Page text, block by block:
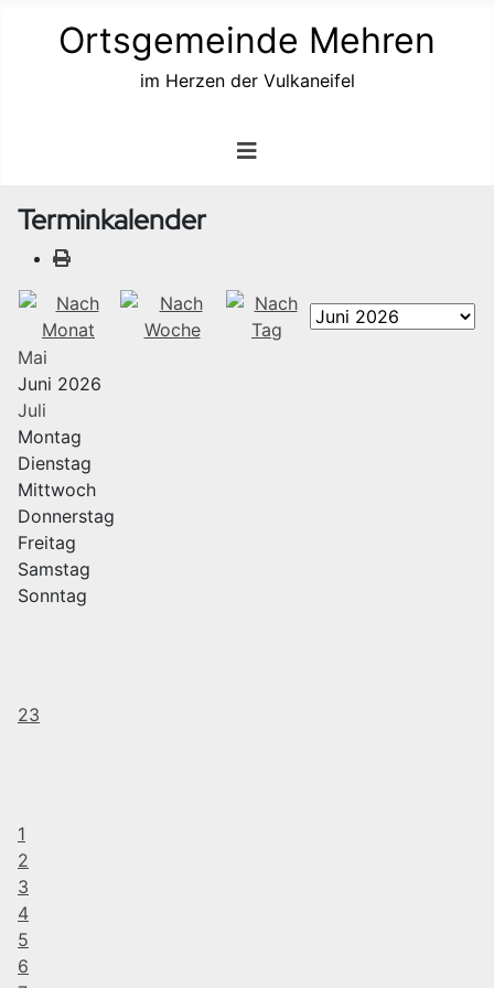
Ortsgemeinde Mehren
im Herzen der Vulkaneifel
Terminkalender
Mai
Juni 2026
Juli
Montag
Dienstag
Mittwoch
Donnerstag
Freitag
Samstag
Sonntag
23
1
2
3
4
5
6